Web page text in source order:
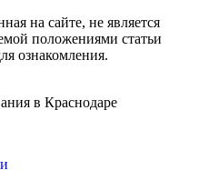
на сайте, не является
положениями статьи
ознакомления.
в Краснодаре